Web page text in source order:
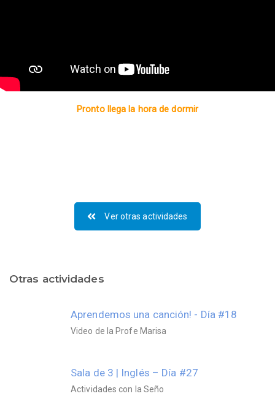
Pronto llega la hora de dormir
Ver otras actividades
Otras actividades
Aprendemos una canción! - Día #18
Video de la Profe Marisa
Sala de 3 | Inglés – Día #27
Actividades con la Seño